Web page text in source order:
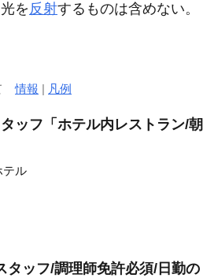
を 反射するものは含めない。
情報 | 凡例
ッフ「ホテル内レストラン/朝
テル
タッフ/調理師免許必須/日勤の